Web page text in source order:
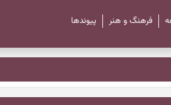
فرهنگ و هنر پیوند‌ها